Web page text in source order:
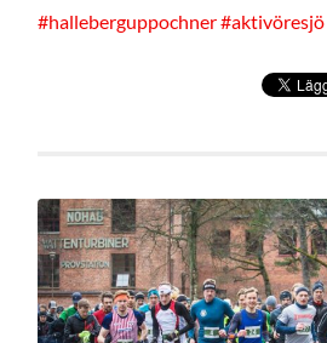
#halleberguppochner#aktivöresjö